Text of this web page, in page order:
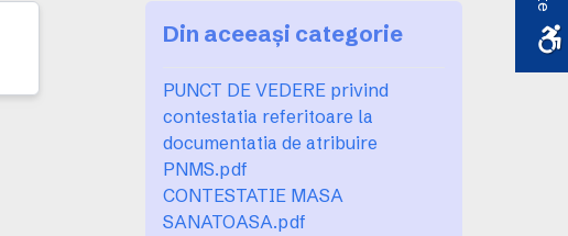
Din aceeași categorie
PUNCT DE VEDERE privind
contestatia referitoare la
documentatia de atribuire
PNMS.pdf
CONTESTATIE MASA
SANATOASA.pdf